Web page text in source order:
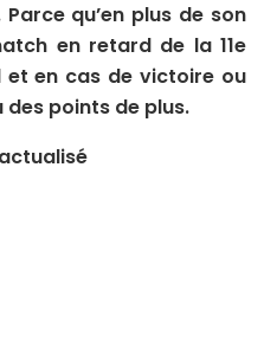
qu’en plus de son
en retard de la 11e
et en cas de victoire ou
des points de plus.